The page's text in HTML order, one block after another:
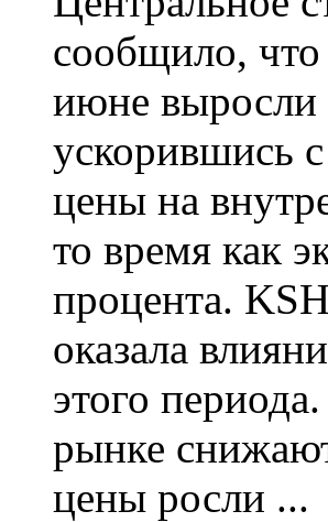
сообщило,
июне выросли
ускорившись
цены на
то время как
процента.
оказала
этого
рынке
цены росли ...